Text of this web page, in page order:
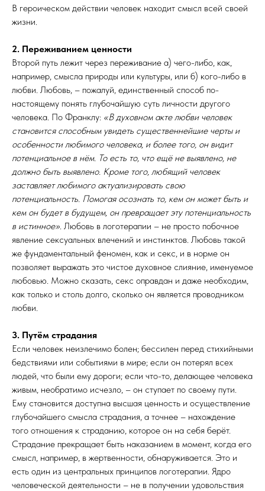
В героическом действии человек находит смысл всей своей
жизни.
2. Переживанием ценности
Второй путь лежит через переживание а) чего-либо, как,
например, смысла природы или культуры, или б) кого-либо в
любви. Любовь, – пожалуй, единственный способ по-
настоящему понять глубочайшую суть личности другого
человека. По Франклу: «В духовном акте любви человек
становится способным увидеть существеннейшие черты и
особенности любимого человека, и более того, он видит
потенциальное в нём. То есть то, что ещё не выявлено, не
должно быть выявлено. Кроме того, любящий человек
заставляет любимого актуализировать свою
потенциальность. Помогая осознать то, кем он может быть и
кем он будет в будущем, он превращает эту потенциальность
в истинное». Любовь в логотерапии – не просто побочное
явление сексуальных влечений и инстинктов. Любовь такой
же фундаментальный феномен, как и секс, и в норме он
позволяет выражать это чистое духовное слияние, именуемое
любовью. Можно сказать, секс оправдан и даже необходим,
как только и столь долго, сколько он является проводником
любви.
3. Путём страдания
Если человек неизлечимо болен; бессилен перед стихийными
бедствиями или событиями в мире; если он потерял всех
людей, что были ему дороги; если что-то, делающее человека
живым, необратимо исчезло, – он ступает по своему пути.
Ему становится доступна высшая ценность и осуществление
глубочайшего смысла страдания, а точнее – нахождение
того отношения к страданию, которое он на себя берёт.
Страдание прекращает быть наказанием в момент, когда его
смысл, например, в жертвенности, обнаруживается. Это и
есть один из центральных принципов логотерапии. Ядро
человеческой деятельности – не в получении удовольствия